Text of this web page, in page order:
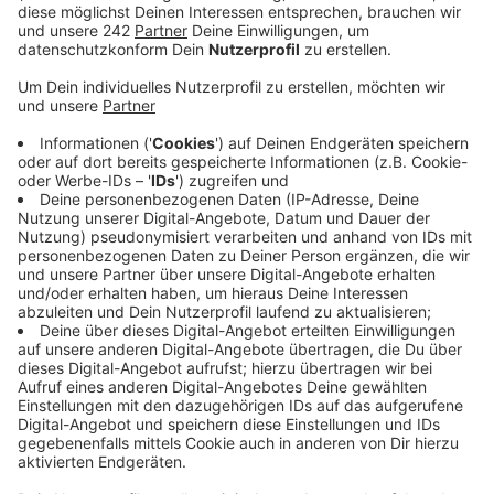
Anzeige
Googelt euch doch auch mal. Das kann spannend sein
und bei manchen wie unserem Hannes sogar sehr
witzig.
Anzeige